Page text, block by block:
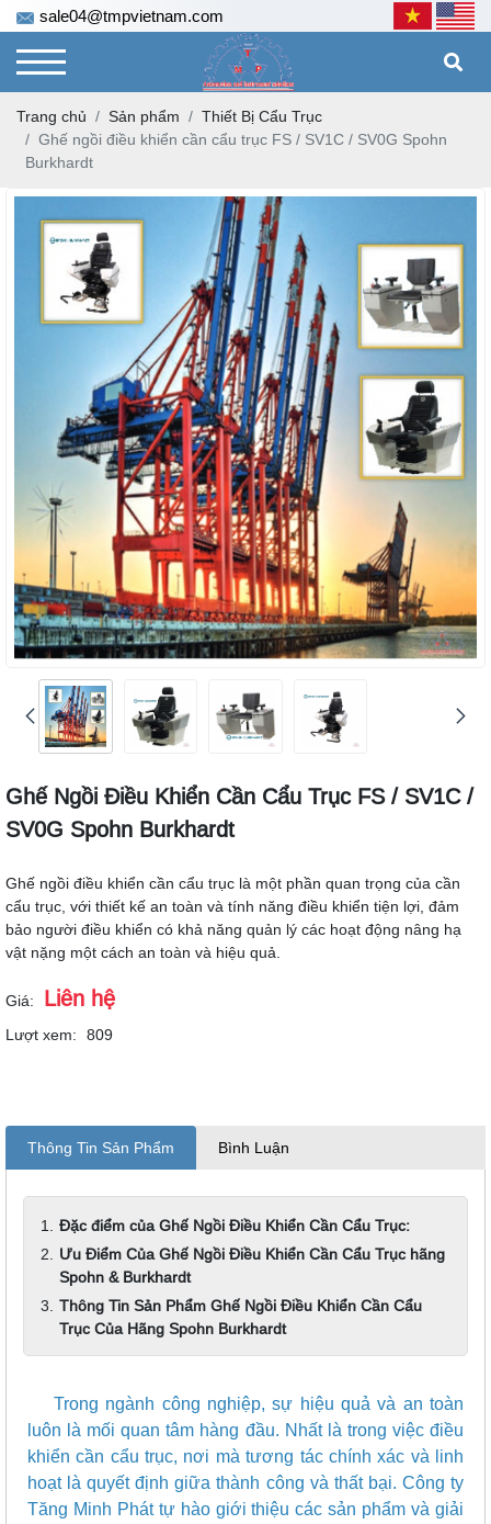
sale04@tmpvietnam.com
Trang chủ Sản phẩm
Thiết Bị Cẩu Trục
Ghế ngồi điều khiển cần cẩu trục FS / SV1C / SV0G Spohn
Burkhardt
Ghế Ngồi Điều Khiển Cần Cẩu Trục FS / SV1C /
SV0G Spohn Burkhardt
Ghế ngồi điều khiển cần cẩu trục là một phần quan trọng của cần
cẩu trục, với thiết kế an toàn và tính năng điều khiển tiện lợi, đảm
bảo người điều khiển có khả năng quản lý các hoạt động nâng hạ
vật nặng một cách an toàn và hiệu quả.
Giá: Liên hệ
Lượt xem: 809
Thông Tin Sản Phẩm Bình Luận
Đặc điểm của Ghế Ngồi Điều Khiển Cần Cẩu Trục:
Ưu Điểm Của Ghế Ngồi Điều Khiển Cần Cẩu Trục hãng
Spohn & Burkhardt
Thông Tin Sản Phẩm Ghế Ngồi Điều Khiển Cần Cẩu
Trục Của Hãng Spohn Burkhardt
Trong ngành công nghiệp, sự hiệu quả và an toàn
luôn là mối quan tâm hàng đầu. Nhất là trong việc điều
khiển cần cẩu trục, nơi mà tương tác chính xác và linh
hoạt là quyết định giữa thành công và thất bại. Công ty
Tăng Minh Phát tự hào giới thiệu các sản phẩm và giải